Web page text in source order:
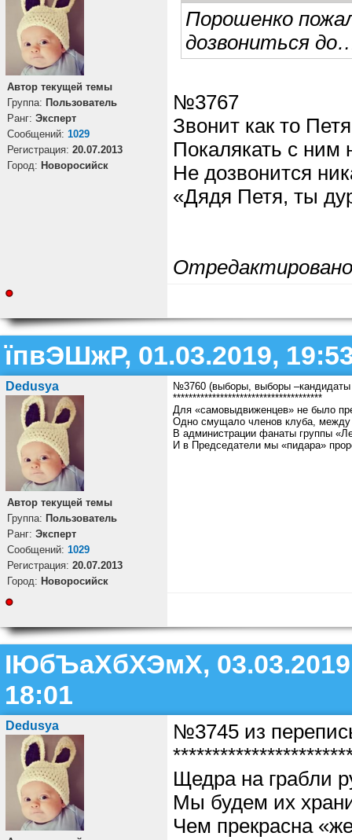
Автор текущей темы
Группа: Пользователь
Ранг: Эксперт
Cообщений: 1029
Регистрация: 20.07.2013
Город: Новоросийск
Порошенко
дозвониться
№3767
Звонит как то
Покалякать с ним
Не дозвонится
«Дядя Петя, ты
їпвЭШжР, 01.03.2019,
Dedusya
Автор текущей темы
Группа: Пользователь
Ранг: Эксперт
Cообщений: 1029
Регистрация: 20.07.2013
Город: Новоросийск
№3760 (выборы, выборы
**************************************
Для «самовыдвиженцев» не было
Одно смущало членов клуба, между
В администрации фанаты группы
И в Председатели мы «пидара»
ІЮбЪаХбХЭмХ,
18:01
Dedusya
№3745 из
Щедра на грабли
Мы будем их
Чем прекрасна